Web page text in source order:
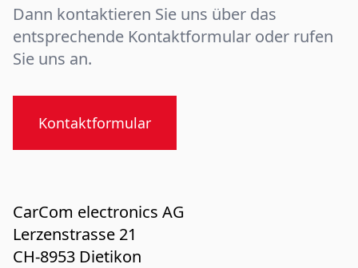
Dann kontaktieren Sie uns über das
entsprechende Kontaktformular oder rufen
Sie uns an.
Kontaktformular
CarCom electronics AG
Lerzenstrasse 21
CH-8953 Dietikon